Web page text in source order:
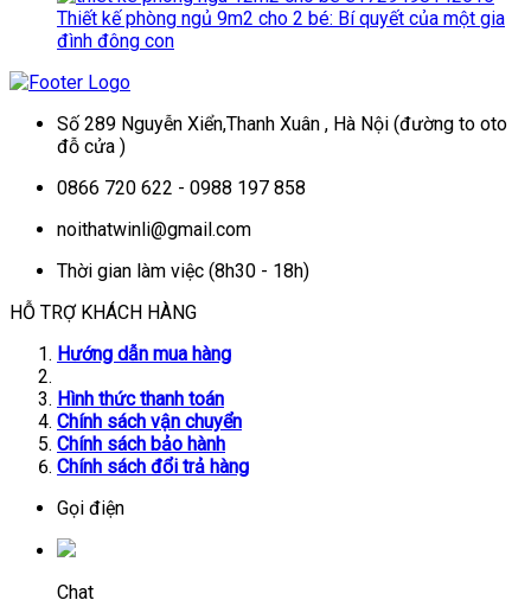
Thiết kế phòng ngủ 9m2 cho 2 bé: Bí quyết của một gia
đình đông con
Số 289 Nguyễn Xiển,Thanh Xuân , Hà Nội (đường to oto
đỗ cửa )
0866 720 622 - 0988 197 858
noithatwinli@gmail.com
Thời gian làm việc (8h30 - 18h)
HỖ TRỢ KHÁCH HÀNG
Hướng dẫn mua hàng
Hình thức thanh toán
Chính sách vận chuyển
Chính sách bảo hành
Chính sách đổi trả hàng
Gọi điện
Chat